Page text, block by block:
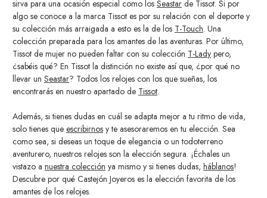
sirva para una ocasión especial como los Seastar de Tissot. Si por
algo se conoce a la marca Tissot es por su relación con el deporte y
su colección más arraigada a esto es la de los T-Touch. Una
colección preparada para los amantes de las aventuras. Por último,
Tissot de mujer no pueden faltar con su colección T-Lady pero,
¿sabéis qué? En Tissot la distinción no existe así que, ¿por qué no
llevar un Seastar? Todos los relojes con los que sueñas, los
encontrarás en nuestro apartado de Tissot.
Además, si tienes dudas en cuál se adapta mejor a tu ritmo de vida,
solo tienes que escribirnos y te asesoraremos en tu elección. Sea
como sea, si deseas un toque de elegancia o un todoterreno
aventurero, nuestros relojes son la elección segura. ¡Échales un
vistazo a nuestra colección ya mismo y si tienes dudas, háblanos!
Descubre por qué Castejón Joyeros es la elección favorita de los
amantes de los relojes.